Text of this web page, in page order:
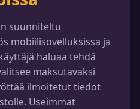
suunniteltu
mobiilisovelluksissa ja
haluaa tehdä
maksutavaksi
ilmoitetut tiedot
Useimmat